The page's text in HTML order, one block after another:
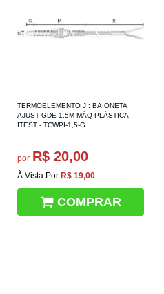
TERMOELEMENTO J : BAIONETA
AJUST GDE-1,5M MÁQ PLÁSTICA -
ITEST - TCWPI-1,5-G
por R$ 20,00
À Vista Por R$ 19,00
COMPRAR